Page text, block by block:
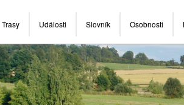
Trasy Události Slovník Osobnosti